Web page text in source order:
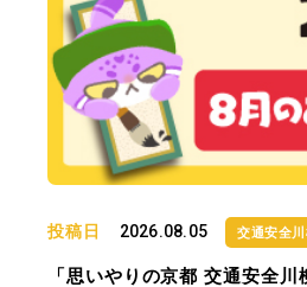
投稿日 2026.08.05 交通安全
「思いやりの京都 交通安全